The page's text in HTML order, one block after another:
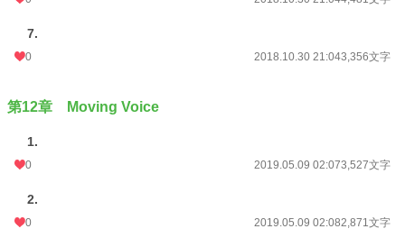
7.
0 2018.10.30 21:043,356文字
第12章 Moving Voice
1.
0 2019.05.09 02:073,527文字
2.
0 2019.05.09 02:082,871文字